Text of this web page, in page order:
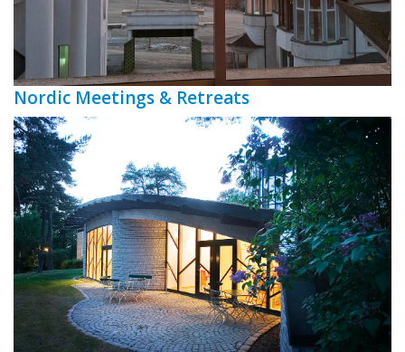
Nordic Meetings & Retreats